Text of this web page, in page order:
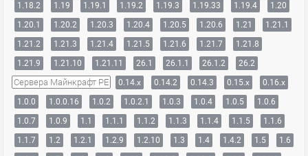
1.18.2
1.19 1.19.1 1.19.2 1.19.3 1.19.33 1.19.4
1.20
1.20.1
1.20.2 1.20.3 1.20.4 1.20.5 1.20.6 1.21
1.21.1
1.21.2
1.21.3 1.21.4 1.21.5 1.21.6 1.21.7
1.21.8
1.21.9
1.21.10 1.21.11 26.1 26.1.1 26.1.2 26.2
Сервера Майнкрафт PE 0.14.x 0.14.2 0.14.3 0.15.x
0.16.x
1.0.0
1.0.0.16 1.0.2 1.0.2.1 1.0.3 1.0.4 1.0.5
1.0.6
1.0.7
1.0.9 1.1 1.1.1 1.1.2 1.1.3 1.1.4 1.1.5
1.1.6
1.1.7
1.2 1.2.1 1.2.9 1.2.10 1.3 1.4 1.4.2 1.5
1.6